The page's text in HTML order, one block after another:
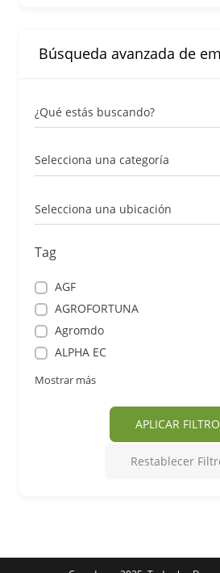
Búsqueda avanzada de
¿Qué estás buscando?
Selecciona una categoría
Selecciona una ubicación
Tag
AGF
AGROFORTUNA
Agromdo
ALPHA EC
Mostrar más
APLICAR
Restablecer